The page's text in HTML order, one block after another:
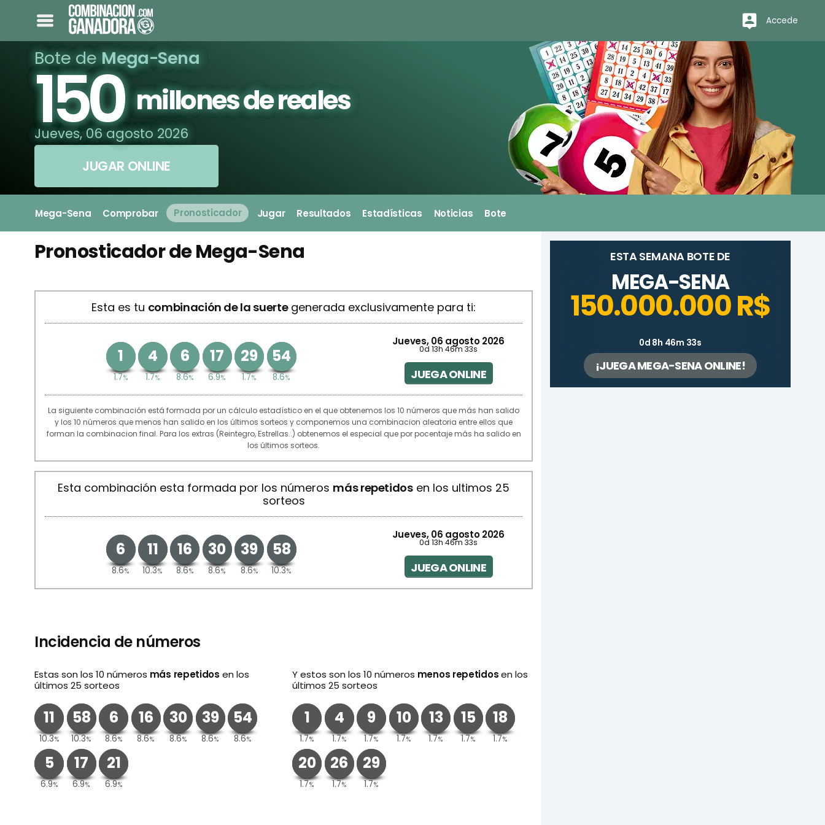
Accede
Bote deMega-Sena
150 millones de reales
Jueves, 06 agosto 2026
JUGAR ONLINE
Mega-Sena Comprobar Pronosticador Jugar Resultados Estadísticas Noticias Bote
Pronosticador de Mega-Sena
Esta es tu combinación de la suertegenerada exclusivamente para ti:
1
1.7%
4
1.7%
6
8.6%
17
6.9%
29
1.7%
54
8.6%
Jueves, 06 agosto 2026
0d 13h 46m 33s
JUEGA ONLINE
La siguiente combinación está formada por un cálculo estadístico en el que obtenemos los 10 números que más han salido
y los 10 números que menos han salido en los últimos sorteos y componemos una combinacion aleatoria entre ellos que
forman la combinacion final. Para los extras (Reintegro, Estrellas..) obtenemos el especial que por pocentaje más ha salido en
los últimos sorteos.
Esta combinación esta formada por los números más repetidosen los ultimos 25
sorteos
6
8.6%
11
10.3%
16
8.6%
30
8.6%
39
8.6%
58
10.3%
Jueves, 06 agosto 2026
0d 13h 46m 33s
JUEGA ONLINE
Incidencia de números
Estas son los 10 números más repetidos en los
últimos 25 sorteos
11
10.3%
58
10.3%
6
8.6%
16
8.6%
30
8.6%
39
8.6%
54
8.6%
5
6.9%
17
6.9%
21
6.9%
Y estos son los 10 números menos repetidosen los
últimos 25 sorteos
1
1.7%
4
1.7%
9
1.7%
10
1.7%
13
1.7%
15
1.7%
18
1.7%
20
1.7%
26
1.7%
29
1.7%
ESTA SEMANA BOTE DE
MEGA-SENA
150.000.000 R$
0d 8h 46m 33s
¡JUEGA MEGA-SENA ONLINE!